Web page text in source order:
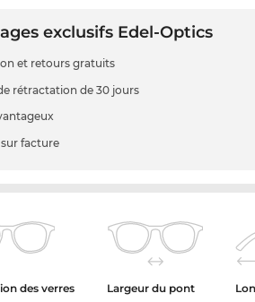
exclusifs Edel-Optics
et retours gratuits
rétractation de 30 jours
facture
des verres
Largeur du pont